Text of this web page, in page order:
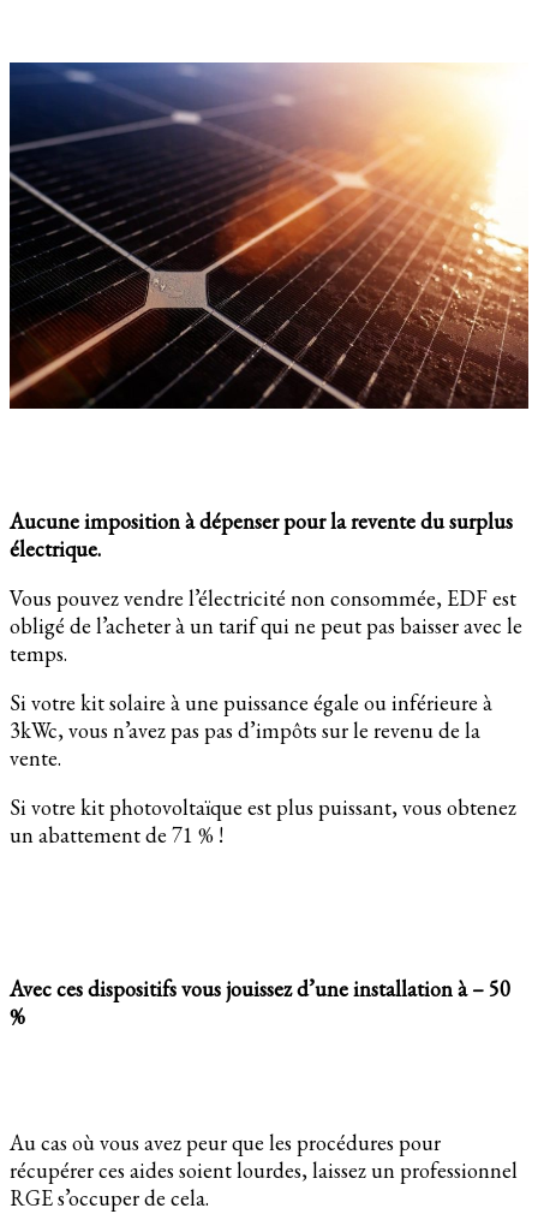
Aucune imposition à dépenser pour la revente du surplus
électrique.
Vous pouvez vendre l’électricité non consommée, EDF est
obligé de l’acheter à un tarif qui ne peut pas baisser avec le
temps.
Si votre kit solaire à une puissance égale ou inférieure à
3kWc, vous n’avez pas pas d’impôts sur le revenu de la
vente.
Si votre kit photovoltaïque est plus puissant, vous obtenez
un abattement de 71 % !
Avec ces dispositifs vous jouissez d’une installation à – 50
%
Au cas où vous avez peur que les procédures pour
récupérer ces aides soient lourdes, laissez un professionnel
RGE s’occuper de cela.